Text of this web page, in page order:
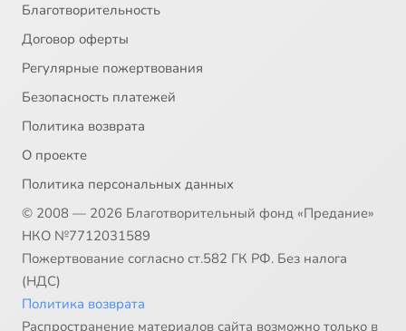
Благотворительность
Договор оферты
Регулярные пожертвования
Безопасность платежей
Политика возврата
О проекте
Политика персональных данных
© 2008 — 2026 Благотворительный фонд «Предание»
НКО №7712031589
Пожертвование согласно ст.582 ГК РФ. Без налога
(НДС)
Политика возврата
Распространение материалов сайта возможно только в